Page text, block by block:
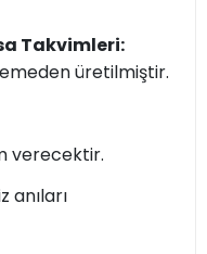
Takvimleri:
üretilmiştir.
verecektir.
anıları